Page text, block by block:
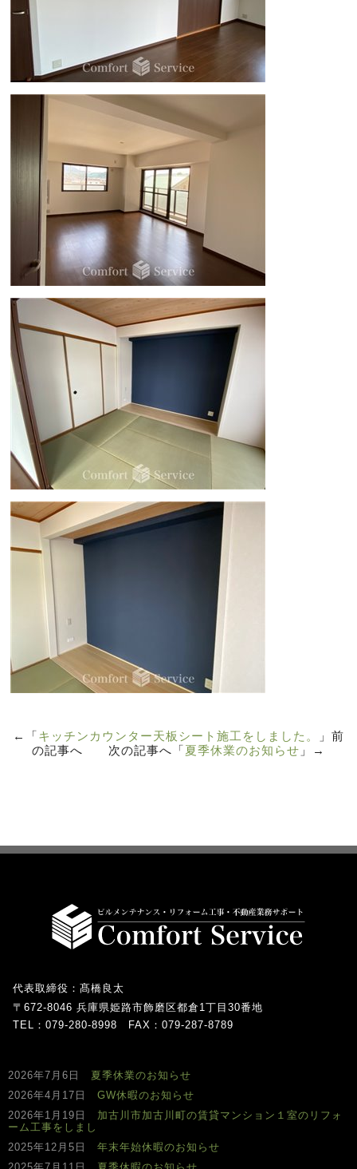
←「キッチンカウンター天板シート施工をしました。
」前
の記事へ 次の記事へ「夏季休業のお知らせ 」→
代表取締役：髙橋良太
〒672-8046 兵庫県姫路市飾磨区都倉1丁目30番地
TEL：079-280-8998 FAX：079-287-8789
2026年7月6日 夏季休業のお知らせ
2026年4月17日 GW休暇のお知らせ
2026年1月19日 加古川市加古川町の賃貸マンション１室のリフォ
ーム工事をしまし
2025年12月5日 年末年始休暇のお知らせ